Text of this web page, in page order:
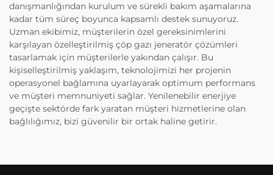
danışmanlığından kurulum ve sürekli bakım aşamalarına
kadar tüm süreç boyunca kapsamlı destek sunuyoruz.
Uzman ekibimiz, müşterilerin özel gereksinimlerini
karşılayan özelleştirilmiş çöp gazı jeneratör çözümleri
tasarlamak için müşterilerle yakından çalışır. Bu
kişiselleştirilmiş yaklaşım, teknolojimizi her projenin
operasyonel bağlamına uyarlayarak optimum performans
ve müşteri memnuniyeti sağlar. Yenilenebilir enerjiye
geçişte sektörde fark yaratan müşteri hizmetlerine olan
bağlılığımız, bizi güvenilir bir ortak haline getirir.